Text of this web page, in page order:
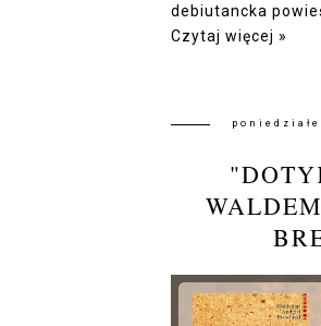
debiutancka
Czytaj więcej »